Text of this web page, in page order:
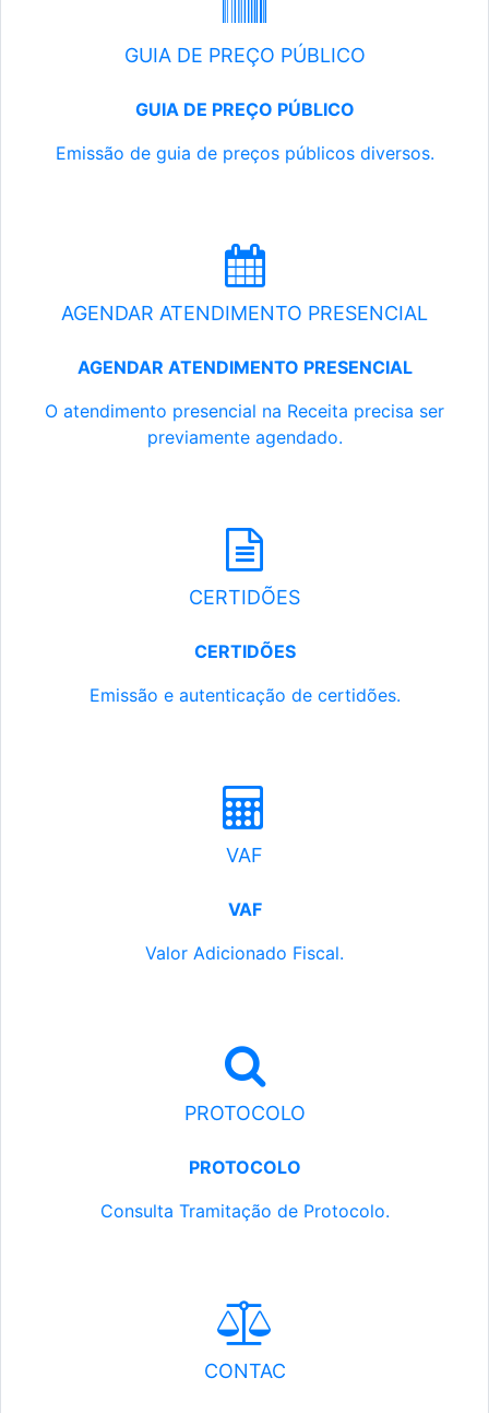
GUIA DE PREÇO PÚBLICO
GUIA DE PREÇO PÚBLICO
Emissão de guia de preços públicos diversos.
AGENDAR ATENDIMENTO PRESENCIAL
AGENDAR ATENDIMENTO PRESENCIAL
O atendimento presencial na Receita precisa ser
previamente agendado.
CERTIDÕES
CERTIDÕES
Emissão e autenticação de certidões.
VAF
VAF
Valor Adicionado Fiscal.
PROTOCOLO
PROTOCOLO
Consulta Tramitação de Protocolo.
CONTAC